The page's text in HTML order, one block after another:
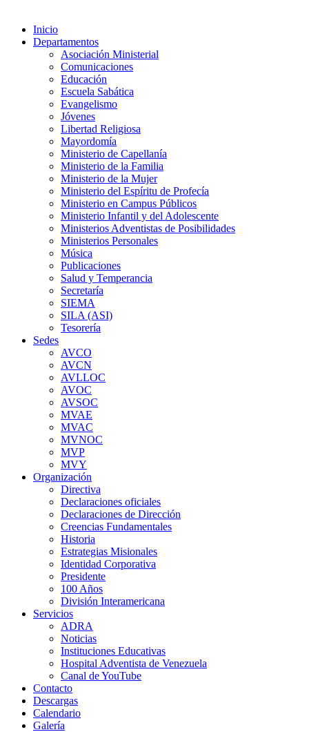
Inicio
Departamentos
Asociación Ministerial
Comunicaciones
Educación
Escuela Sabática
Evangelismo
Jóvenes
Libertad Religiosa
Mayordomía
Ministerio de Capellanía
Ministerio de la Familia
Ministerio de la Mujer
Ministerio del Espíritu de Profecía
Ministerio en Campus Públicos
Ministerio Infantil y del Adolescente
Ministerios Adventistas de Posibilidades
Ministerios Personales
Música
Publicaciones
Salud y Temperancia
Secretaría
SIEMA
SILA (ASI)
Tesorería
Sedes
AVCO
AVCN
AVLLOC
AVOC
AVSOC
MVAE
MVAC
MVNOC
MVP
MVY
Organización
Directiva
Declaraciones oficiales
Declaraciones de Dirección
Creencias Fundamentales
Historia
Estrategias Misionales
Identidad Corporativa
Presidente
100 Años
División Interamericana
Servicios
ADRA
Noticias
Instituciones Educativas
Hospital Adventista de Venezuela
Canal de YouTube
Contacto
Descargas
Calendario
Galería